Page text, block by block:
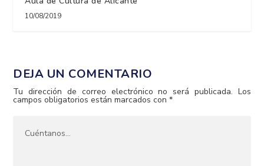
10/08/2019
DEJA UN COMENTARIO
Tu dirección de correo electrónico no será publicada. Los
campos obligatorios están marcados con*